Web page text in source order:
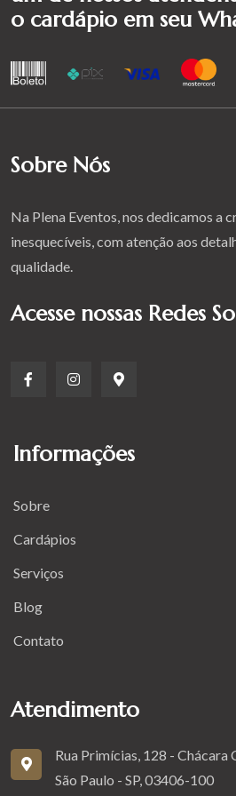
o cardápio em seu
Sobre Nós
Na Plena Eventos, nos dedicamos a
inesquecíveis, com atenção aos
qualidade.
Acesse nossas Redes
Informações
Sobre
Cardápios
Serviços
Blog
Contato
Atendimento
Rua Primícias, 128 - Chácara
São Paulo - SP, 03406-100